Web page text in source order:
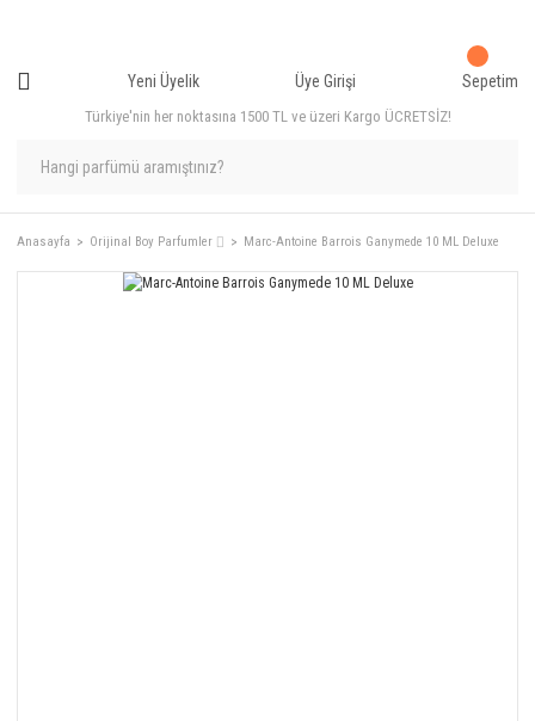
Türkiye'nin her noktasına 1500 TL ve üzeri Kargo ÜCRETSİZ!
Yeni Üyelik Üye Girişi Sepetim
Anasayfa Orijinal Boy Parfumler ⌷ Marc-Antoine Barrois Ganymede 10 ML Deluxe